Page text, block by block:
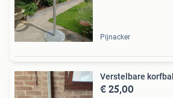
Pijnacker
Verstelbare
€ 25,00